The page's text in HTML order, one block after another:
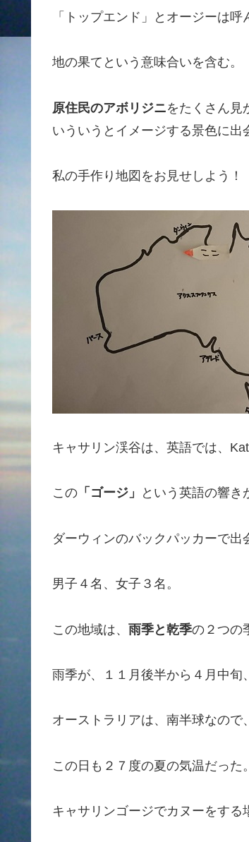
「トップエンド」とオージーは呼
地の果てという意味合いを含む。
原住民のアボリジニをたくさん見
いういうとイメージする景色に出
私の手作り地図をお見せしよう！
キャサリン渓谷は、英語では、
この 「ゴージ」 という英語の響き
ダーウィンのバックパッカーで出
男子４名、女子３名。
この地域は、 雨季と乾季の２つの
雨季が、１１月後半から４月中旬
オーストラリアは、南半球なので
この日も２７度の夏の気温だった。
キャサリンゴージでカヌーをする